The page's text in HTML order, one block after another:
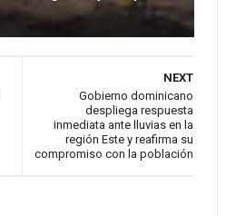
NEXT
Gobierno dominicano
despliega respuesta
inmediata ante lluvias en la
región Este y reafirma su
compromiso con la población